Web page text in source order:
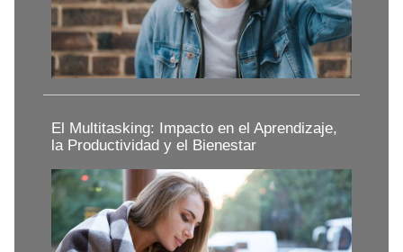
El Multitasking: Impacto en el Aprendizaje,
la Productividad y el Bienestar